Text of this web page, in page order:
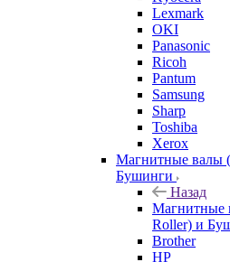
Lexmark
OKI
Panasonic
Ricoh
Pantum
Samsung
Sharp
Toshiba
Xerox
Магнитные валы
Бушинги
Назад
Магнитные
Roller) и
Brother
HP